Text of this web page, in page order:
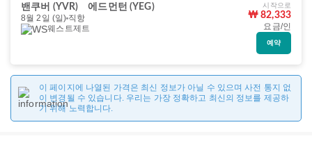
밴쿠버 (YVR)
에드먼턴 (YEG)
8월 2일 (일) 직항
웨스트제트
시작으로
₩ 82,333
요금/인
예약
이 페이지에 나열된 가격은 최신 정보가 아닐 수 있으며 사전 통지 없
이 변경될 수 있습니다. 우리는 가장 정확하고 최신의 정보를 제공하
기 위해 노력합니다.